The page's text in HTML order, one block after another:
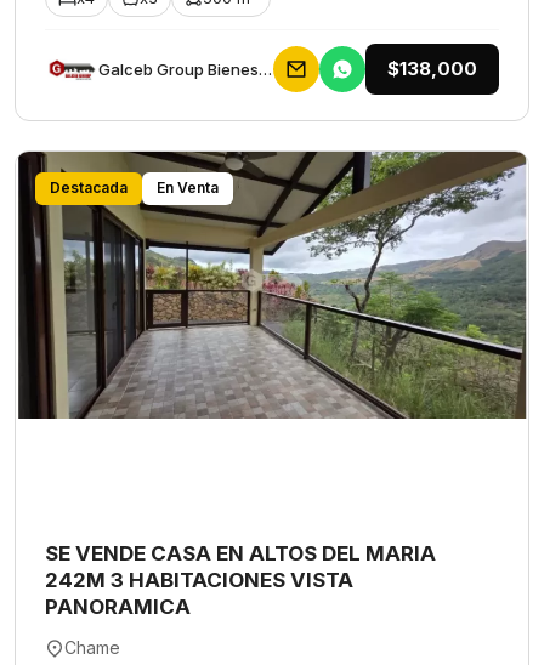
Galceb Group Bienes Raices $138,000
Destacada En Venta
SE VENDE CASA EN ALTOS DEL MARIA
242M 3 HABITACIONES VISTA
PANORAMICA
Chame